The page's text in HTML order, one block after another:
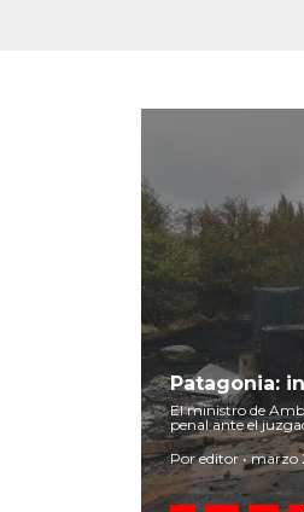
Patagonia:
El ministro de
penal ante el
Por editor • marzo